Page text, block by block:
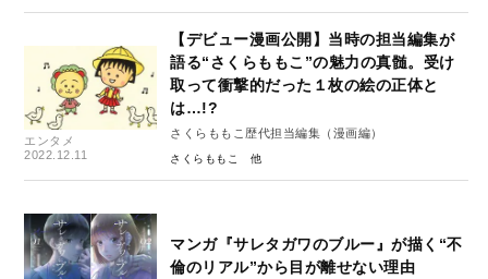
エンタメ
2022.12.11
【デビュー漫画公開】当時の担当編集が
語る“さくらももこ”の魅力の真髄。受け
取って衝撃的だった１枚の絵の正体と
は…!?
さくらももこ歴代担当編集（漫画編）
さくらももこ
マンガ『サレタガワのブルー』が描く“不
倫のリアル”から目が離せない理由